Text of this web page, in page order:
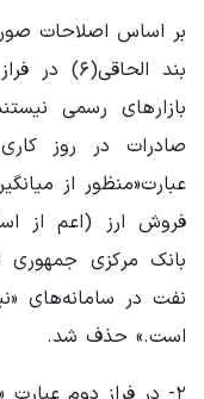
بند
بازارهای رسمی
صادرات در روز
عبارت«منظور از
فروش ارز (اعم از
بانک مرکزی جمهوری
نفت در سامانه‌های
است.» حذف شد.